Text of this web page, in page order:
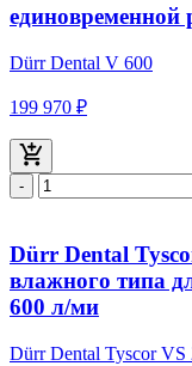
единовременной
Dürr Dental V 600
199 970 ₽
-
Dürr Dental
влажного типа
600 л/ми
Dürr Dental Tyscor VS